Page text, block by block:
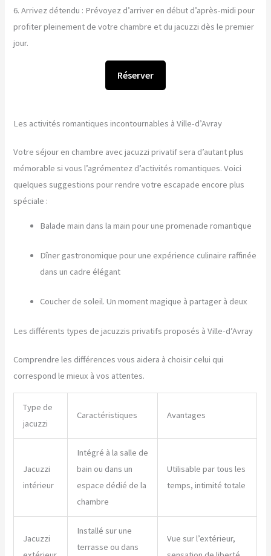
6. Arrivez détendu : Prévoyez d’arriver en début d’après-midi pour
profiter pleinement de votre chambre et du jacuzzi dès le premier
jour.
Réserver
Les activités romantiques incontournables à Ville-d’Avray
Votre séjour en chambre avec jacuzzi privatif sera d’autant plus
mémorable si vous l’agrémentez d’activités romantiques. Voici
quelques suggestions pour rendre votre escapade encore plus
spéciale :
Balade main dans la main pour une promenade romantique
Dîner gastronomique pour une expérience culinaire raffinée
dans un cadre élégant
Coucher de soleil. Un moment magique à partager à deux
Les différents types de jacuzzis privatifs proposés à Ville-d’Avray
Comprendre les différences vous aidera à choisir celui qui
correspond le mieux à vos attentes.
Type de
jacuzzi
Caractéristiques Avantages
Jacuzzi
intérieur
Intégré à la salle de
bain ou dans un
espace dédié de la
chambre
Utilisable par tous les
temps, intimité totale
Jacuzzi
Installé sur une
terrasse ou dans
Vue sur l’extérieur,